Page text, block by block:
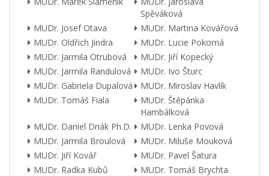
Spěváková
MUDr. Josef Otava
MUDr. Martina Kovářová
MUDr. Oldřich Jindra
MUDr. Lucie Pokorná
MUDr. Jarmila Otrubová
MUDr. Jiří Kopecký
MUDr. Jarmila Randulová
MUDr. Ivo Šturc
MUDr. Gabriela Dupalová
MUDr. Miroslav Havlík
MUDr. Tomáš Fiala
MUDr. Štěpánka
Hambálková
MUDr. Daniel Driák Ph.D.
MUDr. Lenka Povová
MUDr. Jarmila Broulová
MUDr. Miluše Mouková
MUDr. Jiří Kovář
MUDr. Pavel Šatura
MUDr. Radka Kubů
MUDr. Tomáš Brychta